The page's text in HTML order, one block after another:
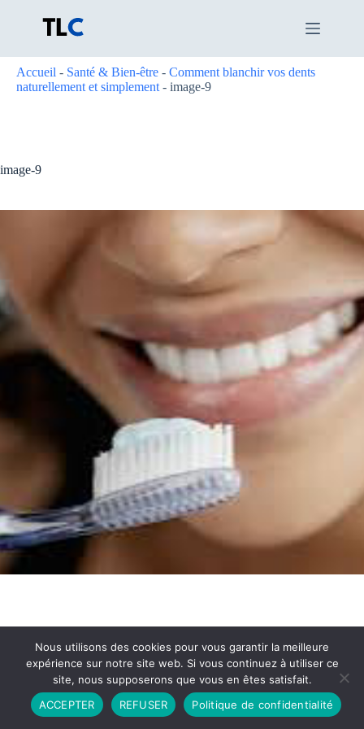
Accueil - Santé & Bien-être - Comment blanchir vos dents
naturellement et simplement - image-9
image-9
Partenariat Contact
Politique de Confidentialité
CGU
Copyright © 2026 - Propulsé par DIEUDUDIABLE
Nous utilisons des cookies pour vous garantir la meilleure
expérience sur notre site web. Si vous continuez à utiliser ce
site, nous supposerons que vous en êtes satisfait.
ACCEPTER
REFUSER Politique de confidentialité